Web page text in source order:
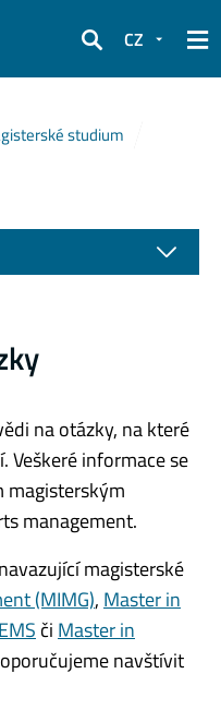
Hledat
CZ
studium
na otázky, na které
Veškeré informace se
magisterským
management.
magisterské
(MIMG), Master in
či Master in
navštívit